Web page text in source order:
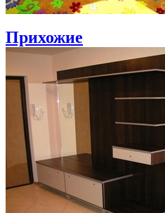
Прихожие